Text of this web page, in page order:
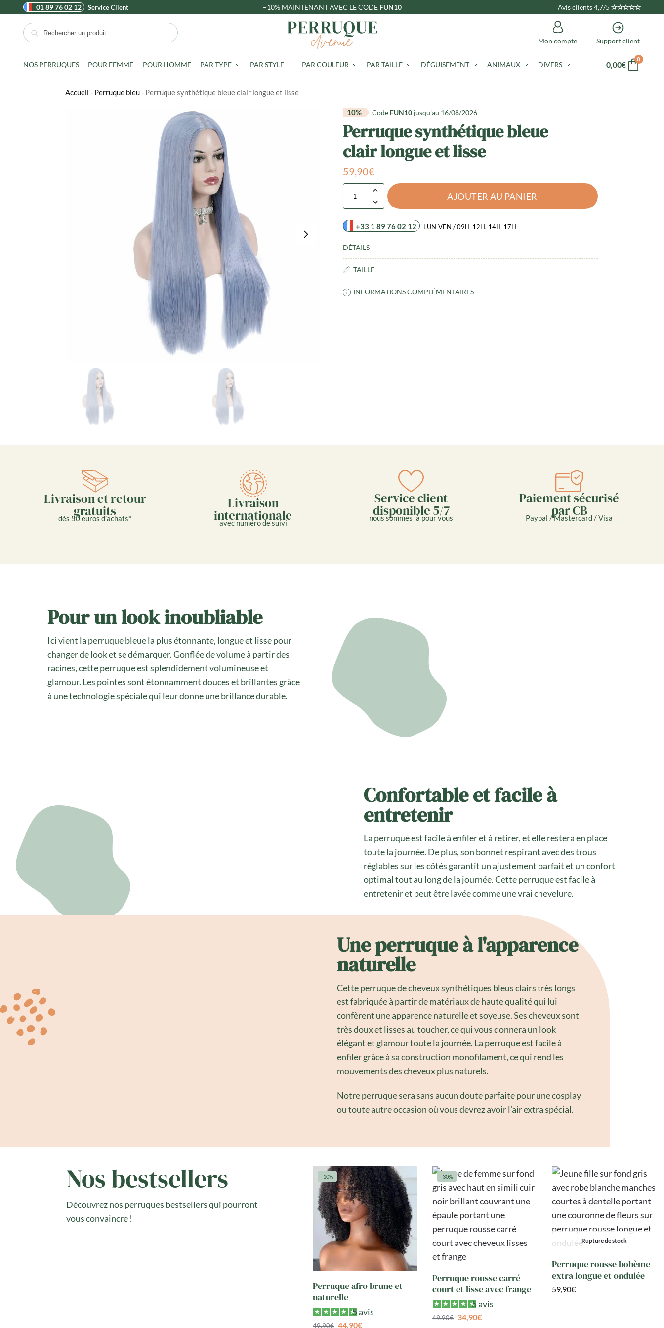
01 89 76 02 12 Service Client –10% MAINTENANT AVEC LE CODE FUN10 Avis clients 4,7/5 ✫✫✫✫✫
Recherche
Mon compte Support client
NOS PERRUQUES POUR FEMME POUR HOMME PAR TYPE PAR STYLE PAR COULEUR PAR TAILLE DÉGUISEMENT ANIMAUX DIVERS
0
0,00€
Accueil - Perruque bleu- Perruque synthétique bleue clair longue et lisse
10% Code FUN10jusqu'au 16/08/2026
Perruque synthétique bleue
clair longue et lisse
59,90€
AJOUTER AU PANIER
+33 1 89 76 02 12 LUN-VEN / 09H-12H, 14H-17H
DÉTAILS
TAILLE
INFORMATIONS COMPLÉMENTAIRES
Livraison et retour
gratuits
dès 50 euros d’achats*
Livraison
internationale
avec numéro de suivi
Service client
disponible 5/7
nous sommes là pour vous
Paiement sécurisé
par CB
Paypal / Mastercard / Visa
Pour un look inoubliable
Ici vient la perruque bleue la plus étonnante, longue et lisse pour
changer de look et se démarquer. Gonflée de volume à partir des
racines, cette perruque est splendidement volumineuse et
glamour. Les pointes sont étonnamment douces et brillantes grâce
à une technologie spéciale qui leur donne une brillance durable.
Confortable et facile à
entretenir
La perruque est facile à enfiler et à retirer, et elle restera en place
toute la journée. De plus, son bonnet respirant avec des trous
réglables sur les côtés garantit un ajustement parfait et un confort
optimal tout au long de la journée. Cette perruque est facile à
entretenir et peut être lavée comme une vrai chevelure.
Une perruque à l'apparence
naturelle
Cette perruque de cheveux synthétiques bleus clairs très longs
est fabriquée à partir de matériaux de haute qualité qui lui
confèrent une apparence naturelle et soyeuse. Ses cheveux sont
très doux et lisses au toucher, ce qui vous donnera un look
élégant et glamour toute la journée. La perruque est facile à
enfiler grâce à sa construction monofilament, ce qui rend les
mouvements des cheveux plus naturels.
Notre perruque sera sans aucun doute parfaite pour une cosplay
ou toute autre occasion où vous devrez avoir l’air extra spécial.
Nos bestsellers
Découvrez nos perruques bestsellers qui pourront
vous convaincre !
-10%
Perruque afro brune et
naturelle
5 avis
49,90€ 44,90€
-30%
Perruque rousse carré
court et lisse avec frange
5 avis
49,90€ 34,90€
Rupture de stock
Perruque rousse bohème
extra longue et ondulée
59,90€